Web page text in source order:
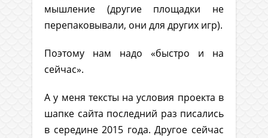
мышление (другие площадки не
перепаковывали, они для других игр).
Поэтому нам надо «быстро и на
сейчас».
А у меня тексты на условия проекта в
шапке сайта последний раз писались
в середине 2015 года. Другое сейчас